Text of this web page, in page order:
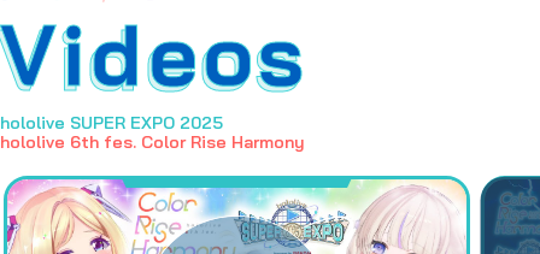
Videos
hololive SUPER EXPO 2025
hololive 6th fes. Color Rise Harmony